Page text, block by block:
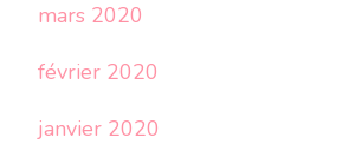
mars 2020
février 2020
janvier 2020